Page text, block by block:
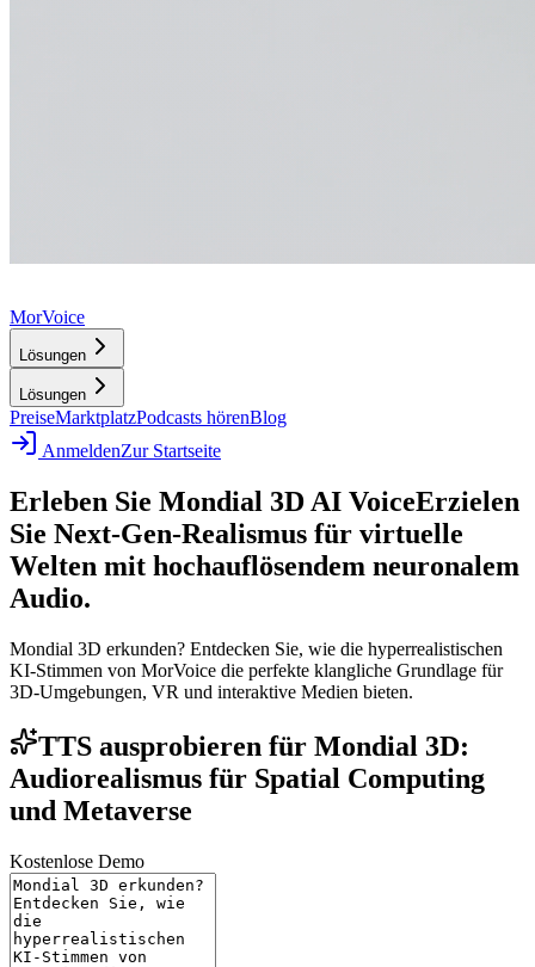
MorVoice
Lösungen
Lösungen
PreiseMarktplatzPodcasts hörenBlog
AnmeldenZur Startseite
Erleben Sie Mondial 3D AI VoiceErzielen
Sie Next-Gen-Realismus für virtuelle
Welten mit hochauflösendem neuronalem
Audio.
Mondial 3D erkunden? Entdecken Sie, wie die hyperrealistischen
KI-Stimmen von MorVoice die perfekte klangliche Grundlage für
3D-Umgebungen, VR und interaktive Medien bieten.
TTS ausprobieren für Mondial 3D:
Audiorealismus für Spatial Computing
und Metaverse
Kostenlose Demo